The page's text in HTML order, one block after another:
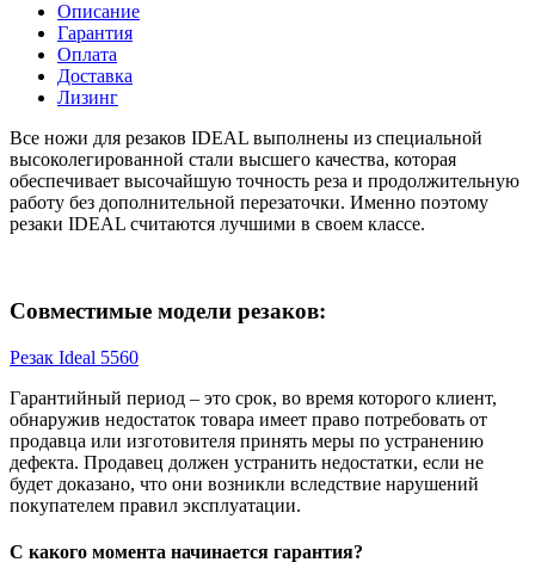
Описание
Гарантия
Оплата
Доставка
Лизинг
Все ножи для резаков IDEAL выполнены из специальной
высоколегированной стали высшего качества, которая
обеспечивает высочайшую точность реза и продолжительную
работу без дополнительной перезаточки. Именно поэтому
резаки IDEAL считаются лучшими в своем классе.
Совместимые модели резаков:
Резак Ideal 5560
Гарантийный период – это срок, во время которого клиент,
обнаружив недостаток товара имеет право потребовать от
продавца или изготовителя принять меры по устранению
дефекта. Продавец должен устранить недостатки, если не
будет доказано, что они возникли вследствие нарушений
покупателем правил эксплуатации.
С какого момента начинается гарантия?